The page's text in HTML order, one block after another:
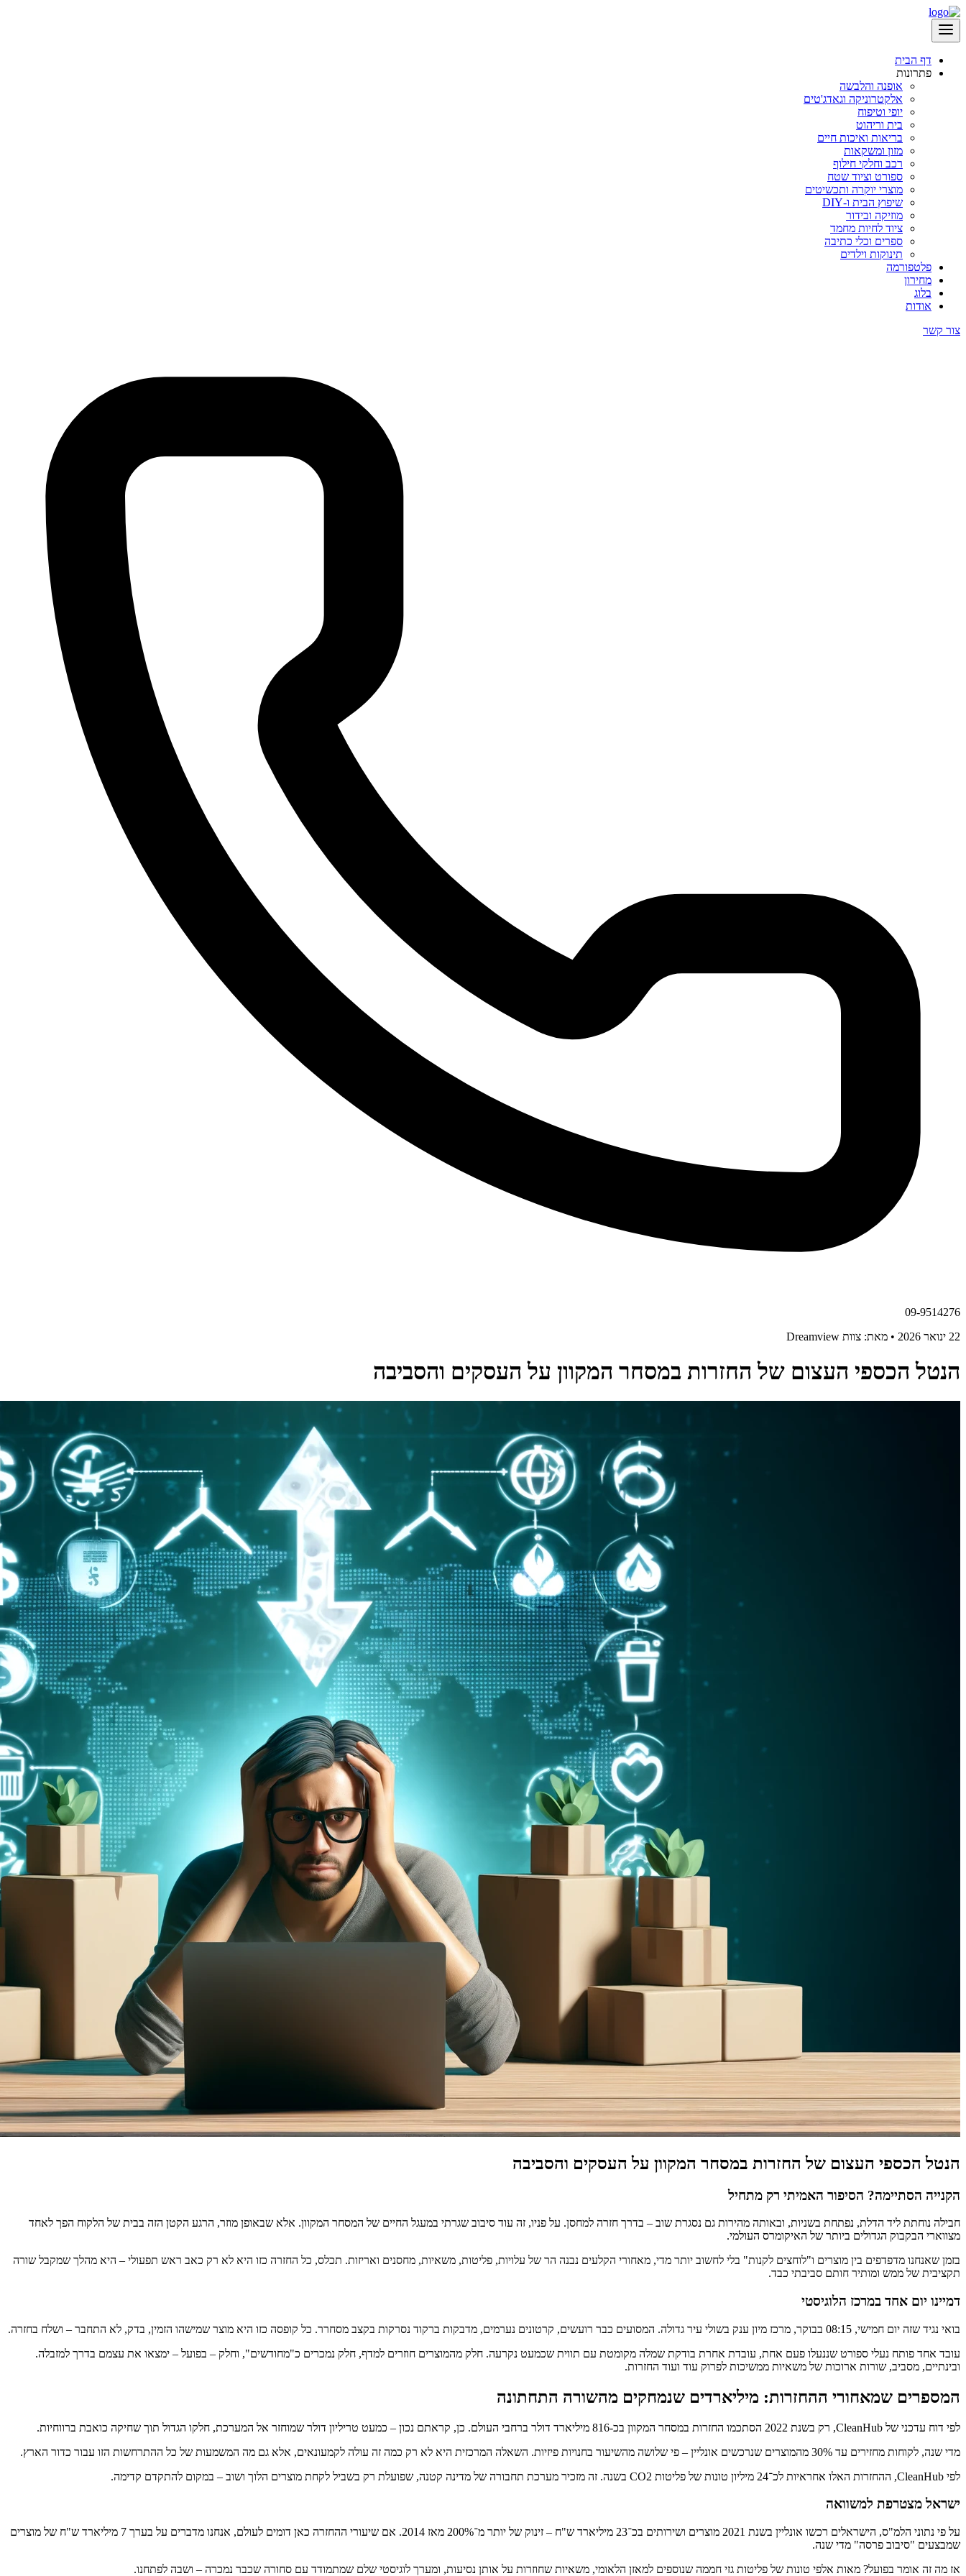
דף הבית
פתרונות
אופנה והלבשה
אלקטרוניקה וגאדג'טים
יופי וטיפוח
בית וריהוט
בריאות ואיכות חיים
מזון ומשקאות
רכב וחלקי חילוף
ספורט וציוד שטח
מוצרי יוקרה ותכשיטים
שיפוץ הבית ו-DIY
מוזיקה ובידור
ציוד לחיות מחמד
ספרים וכלי כתיבה
תינוקות וילדים
פלטפורמה
מחירון
בלוג
אודות
צור קשר
09-9514276
22 ינואר 2026 • מאת: צוות Dreamview
הנטל הכספי העצום של החזרות במסחר המקוון על העסקים והסביבה
הנטל הכספי העצום של החזרות במסחר המקוון על העסקים והסביבה
הקנייה הסתיימה? הסיפור האמיתי רק מתחיל
חבילה נוחתת ליד הדלת, נפתחת בשניות, ובאותה מהירות גם נסגרת שוב – בדרך חזרה למחסן. על פניו, זה עוד סיבוב שגרתי במעגל החיים של המסחר המקוון. אלא שבאופן מוזר, הרגע הקטן הזה בבית של הלקוח הפך לאחד
מצווארי הבקבוק הגדולים ביותר של האיקומרס העולמי.
בזמן שאנחנו מדפדפים בין מוצרים ו"לוחצים לקנות" בלי לחשוב יותר מדי, מאחורי הקלעים נבנה הר של עלויות, פליטות, משאיות, מחסנים ואריזות. תכלס, כל החזרה כזו היא לא רק כאב ראש תפעולי – היא מהלך שמקבל שורה
תקציבית של ממש ומותיר חותם סביבתי כבד.
דמיינו יום אחד במרכז הלוגיסטי
בואי נגיד שזה יום חמישי, 08:15 בבוקר, מרכז מיון ענק בשולי עיר גדולה. המסועים כבר רועשים, קרטונים נערמים, מדבקות ברקוד נסרקות בקצב מסחרר. כל קופסה כזו היא מוצר שמישהו הזמין, בדק, לא התחבר – ושלח בחזרה.
עובד אחד פותח נעלי ספורט שננעלו פעם אחת, עובדת אחרת בודקת שמלה מקומטת עם תווית שכמעט נקרעה. חלק מהמוצרים חוזרים למדף, חלק נמכרים כ"מחודשים", וחלק – בפועל – ימצאו את עצמם בדרך למזבלה.
ובינתיים, מסביב, שורות ארוכות של משאיות ממשיכות לפרוק עוד ועוד החזרות.
המספרים שמאחורי ההחזרות: מיליארדים שנמחקים מהשורה התחתונה
לפי דוח עדכני של CleanHub, רק בשנת 2022 הסתכמו החזרות במסחר המקוון בכ-816 מיליארד דולר ברחבי העולם. כן, קראתם נכון – כמעט טריליון דולר שמוחזר אל המערכת, חלקו הגדול תוך שחיקה כואבת ברווחיות.
מדי שנה, לקוחות מחזירים עד 30% מהמוצרים שנרכשים אונליין – פי שלושה מהשיעור בחנויות פיזיות. השאלה המרכזית היא לא רק כמה זה עולה לקמעונאים, אלא גם מה המשמעות של כל ההתרחשות הזו עבור כדור הארץ.
לפי CleanHub, ההחזרות האלו אחראיות לכ־24 מיליון טונות של פליטות CO2 בשנה. זה מזכיר מערכת תחבורה של מדינה קטנה, שפועלת רק בשביל לקחת מוצרים הלוך ושוב – במקום להתקדם קדימה.
ישראל מצטרפת למשוואה
על פי נתוני הלמ"ס, הישראלים רכשו אונליין בשנת 2021 מוצרים ושירותים בכ־23 מיליארד ש"ח – זינוק של יותר מ־200% מאז 2014. אם שיעורי ההחזרה כאן דומים לעולם, אנחנו מדברים על בערך 7 מיליארד ש"ח של מוצרים
שמבצעים "סיבוב פרסה" מדי שנה.
אז מה זה אומר בפועל? מאות אלפי טונות של פליטות גזי חממה שנוספים למאזן הלאומי, משאיות שחוזרות על אותן נסיעות, ומערך לוגיסטי שלם שמתמודד עם סחורה שכבר נמכרה – ושבה לפתחנו.